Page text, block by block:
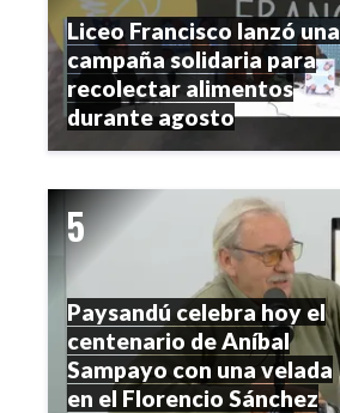
Liceo Francisco lanzó una
campaña solidaria para
recolectar alimentos
durante agosto
Paysandú celebra hoy el
centenario de Aníbal
Sampayo con una velada
en el Florencio Sánchez